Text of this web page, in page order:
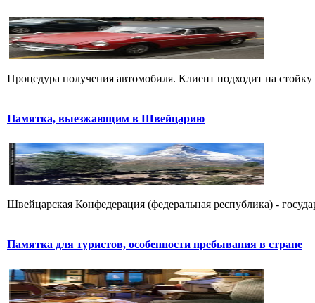
Процедура получения автомобиля. Клиент подходит на
Памятка, выезжающим в Швейцарию
Швейцарская Конфедерация (федеральная республика) -
Памятка для туристов, особенности пребывания в стране